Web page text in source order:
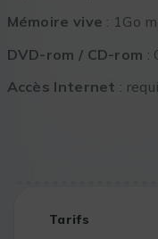
Mémoire vive : 1Go
DVD-rom / CD-rom :
Accès Internet :
Tarifs